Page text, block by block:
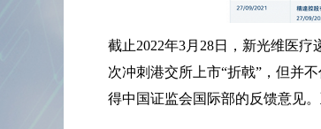
截止2022年3月28日，新光维医
次冲刺港交所上市“折戟”，但并
得中国证监会国际部的反馈意见